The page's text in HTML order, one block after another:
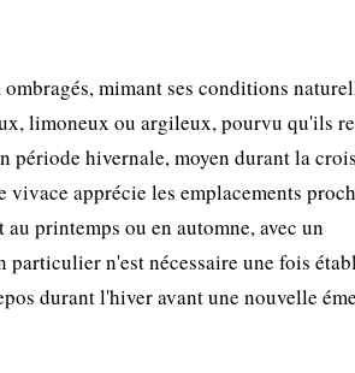
mimant ses conditions
limoneux ou argileux, pourvu qu'ils
hivernale, moyen durant la
apprécie les emplacements
printemps ou en automne, avec un
n'est nécessaire une fois
durant l'hiver avant une nouvelle